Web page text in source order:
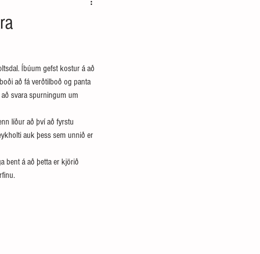
Íbúum gefst kostur á að
að fá verðtilboð og panta
svara spurningum um
líður að því að fyrstu
auk þess sem unnið er
bent á að þetta er kjörið